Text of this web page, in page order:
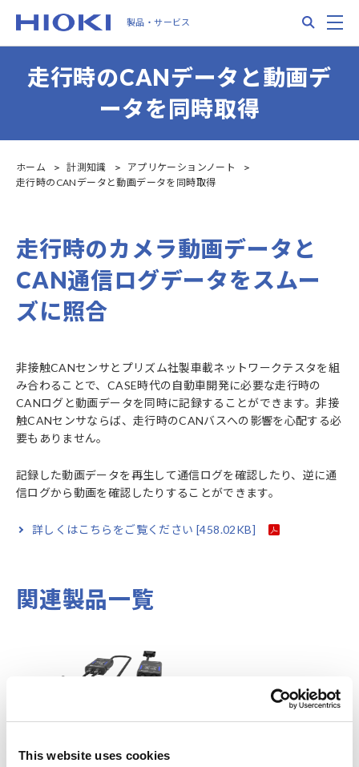
This website uses cookies
main
製品・サービス
走行時のCANデータと動画デ
ータを同時取得
ホーム 計測知識
アプリケーションノート
走行時のCANデータと動画データを同時取得
走行時のカメラ動画データと
CAN通信ログデータをスムー
ズに照合
非接触CANセンサとプリズム社製車載ネットワークテスタを組
み合わることで、CASE時代の自動車開発に必要な走行時の
CANログと動画データを同時に記録することができます。非接
触CANセンサならば、走行時のCANバスへの影響を心配する必
要もありません。
記録した動画データを再生して通信ログを確認したり、逆に通
信ログから動画を確認したりすることができます。
詳しくはこちらをご覧ください [458.02KB]
関連製品一覧
非接触CANセンサ SP7001,